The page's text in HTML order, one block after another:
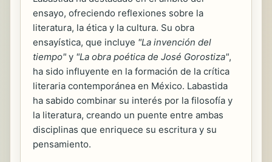
ensayo, ofreciendo reflexiones sobre la
literatura, la ética y la cultura. Su obra
ensayística, que incluye "La invención del
tiempo" y "La obra poética de José Gorostiza",
ha sido influyente en la formación de la crítica
literaria contemporánea en México. Labastida
ha sabido combinar su interés por la filosofía y
la literatura, creando un puente entre ambas
disciplinas que enriquece su escritura y su
pensamiento.